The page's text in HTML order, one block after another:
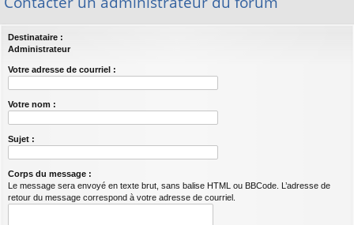
Destinataire :
Administrateur
Votre adresse de courriel :
Votre nom :
Sujet :
Corps du message :
Le message sera envoyé en texte brut, sans balise HTML ou BBCode. L’adresse de
retour du message correspond à votre adresse de courriel.